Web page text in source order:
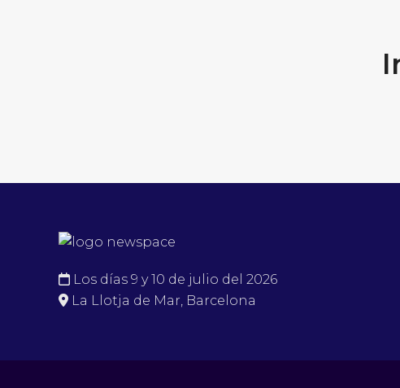
Los días 9 y 10 de julio del 2026
La Llotja de Mar, Barcelona